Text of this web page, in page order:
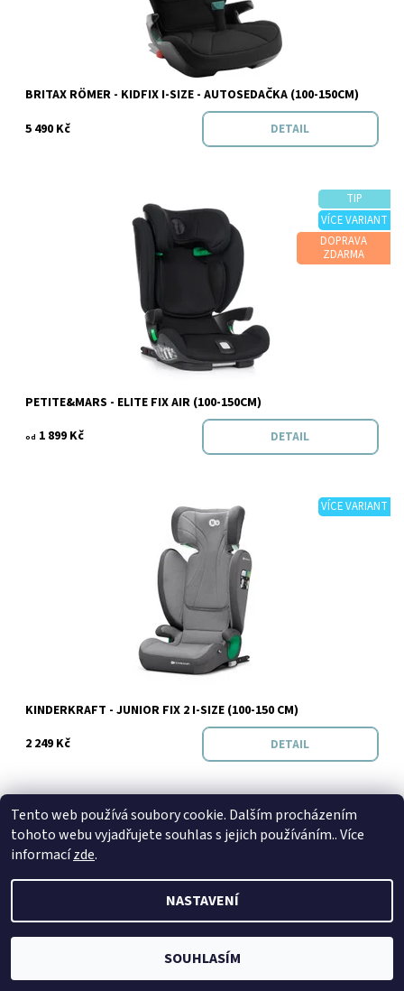
Značka: BRITAX RÖMER
BRITAX RÖMER - KIDFIX I-SIZE - AUTOSEDAČKA (100-150CM)
5 490 Kč
DETAIL
TIP
VÍCE VARIANT
DOPRAVA
ZDARMA
Skladem
Značka: PETITE&MARS
PETITE&MARS - ELITE FIX AIR (100-150CM)
od 1 899 Kč DETAIL
VÍCE VARIANT
Vyprodáno
Kinderkraft
KINDERKRAFT - JUNIOR FIX 2 I-SIZE (100-150 CM)
2 249 Kč
DETAIL
SPOJTE SE S NÁMI
Naše prodejna Facebook
Tento web používá soubory cookie. Dalším procházením
tohoto webu vyjadřujete souhlas s jejich používáním.. Více
informacízde.
NASTAVENÍ
SOUHLASÍM